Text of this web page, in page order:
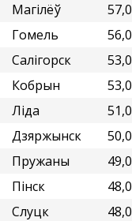
Магілёў
57,0
Гомель
56,0
Салігорск
53,0
Кобрын
53,0
Ліда
51,0
Дзяржынск
50,0
Пружаны
49,0
Пінск
48,0
Слуцк
48,0